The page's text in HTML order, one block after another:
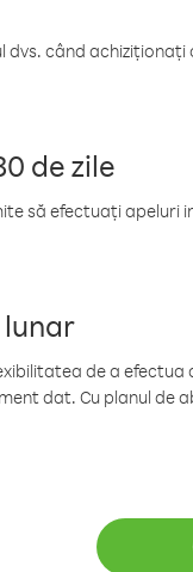
dvs. când
de zile
să efectuați
de a
dat. Cu planul